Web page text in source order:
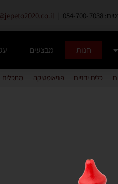
700-7038 |
חנות מבצעים
כלים ידניים פניאומטיקה מתכלים